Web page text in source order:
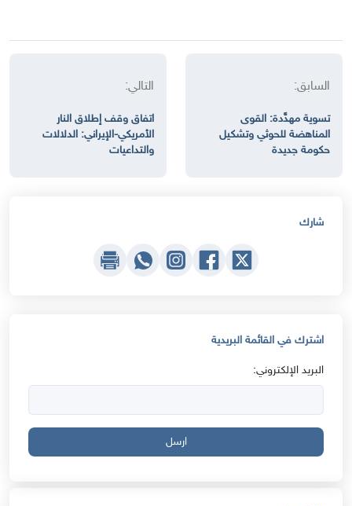
السابق:
تسوية مهدَّدة: القوى
المناهضة للحوثي وتشكيل
حكومة جديدة
التالي:
اتفاق وقف إطلاق النار
الأمريكي-الإيراني: الدلالات
والتداعيات
شارك
اشترك في القائمة البريدية
البريد الإلكتروني:
ارسل